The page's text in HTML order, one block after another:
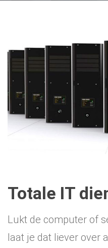
Totale IT
Lukt de computer of
laat je dat liever over